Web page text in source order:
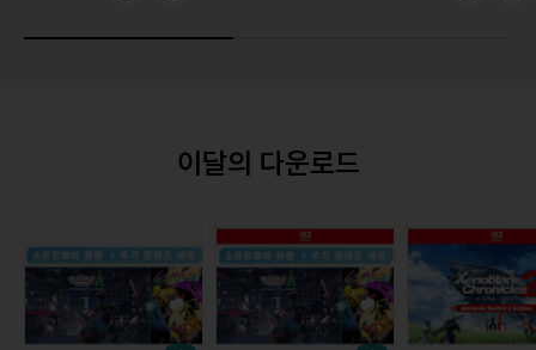
이달의 다운로드